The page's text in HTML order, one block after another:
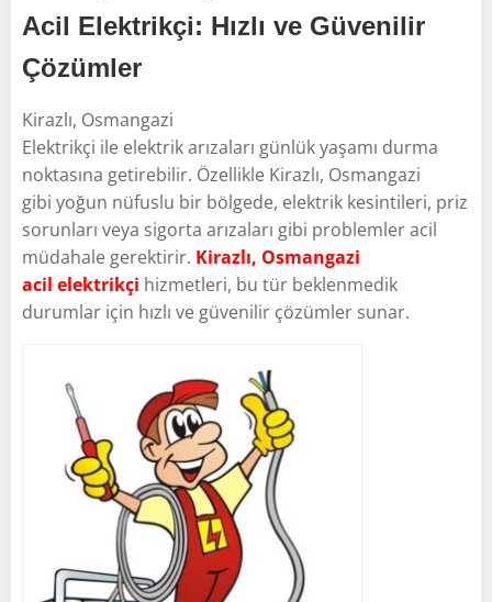
Acil Elektrikçi: Hızlı ve Güvenilir
Çözümler
Kirazlı, Osmangazi
Elektrikçi ile elektrik arızaları günlük yaşamı durma
noktasına getirebilir. Özellikle Kirazlı, Osmangazi
gibi yoğun nüfuslu bir bölgede, elektrik kesintileri, priz
sorunları veya sigorta arızaları gibi problemler acil
müdahale gerektirir. Kirazlı, Osmangazi
acil elektrikçi hizmetleri, bu tür beklenmedik
durumlar için hızlı ve güvenilir çözümler sunar.